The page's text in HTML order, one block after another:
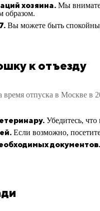
хозяина. Мы
образом.
Вы можете быть
к отъезду
отпуска в Москве в
Убедитесь,
Если возможно,
документов.